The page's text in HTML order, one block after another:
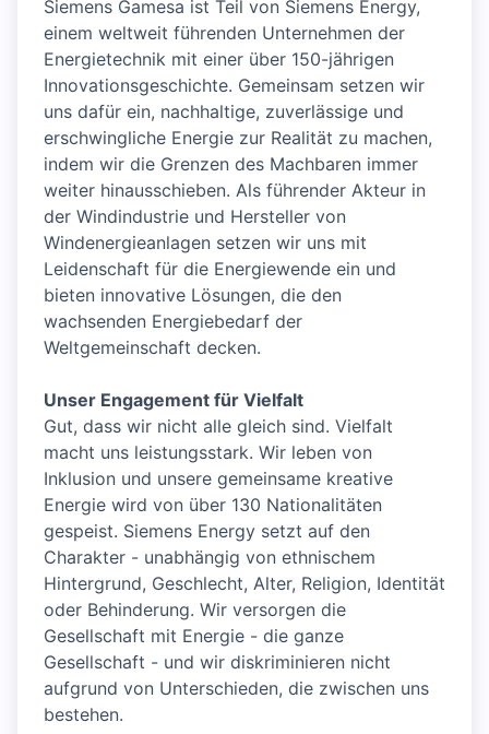
Siemens Gamesa ist Teil von Siemens Energy,
einem weltweit führenden Unternehmen der
Energietechnik mit einer über 150-jährigen
Innovationsgeschichte. Gemeinsam setzen wir
uns dafür ein, nachhaltige, zuverlässige und
erschwingliche Energie zur Realität zu machen,
indem wir die Grenzen des Machbaren immer
weiter hinausschieben. Als führender Akteur in
der Windindustrie und Hersteller von
Windenergieanlagen setzen wir uns mit
Leidenschaft für die Energiewende ein und
bieten innovative Lösungen, die den
wachsenden Energiebedarf der
Weltgemeinschaft decken.
Unser Engagement für Vielfalt
Gut, dass wir nicht alle gleich sind. Vielfalt
macht uns leistungsstark. Wir leben von
Inklusion und unsere gemeinsame kreative
Energie wird von über 130 Nationalitäten
gespeist. Siemens Energy setzt auf den
Charakter - unabhängig von ethnischem
Hintergrund, Geschlecht, Alter, Religion, Identität
oder Behinderung. Wir versorgen die
Gesellschaft mit Energie - die ganze
Gesellschaft - und wir diskriminieren nicht
aufgrund von Unterschieden, die zwischen uns
bestehen.